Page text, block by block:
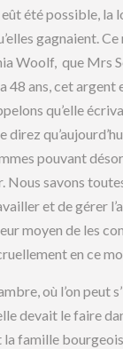
eût été possible,
gagnaient. Ce
Woolf, que Mrs
48 ans, cet
qu’elle
direz
pouvant
Nous savons
et de gérer
moyen de les
en ce
où l’on peut
devait le faire
la famille